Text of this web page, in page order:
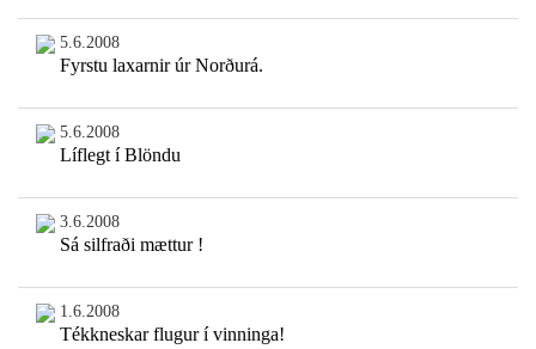
5.6.2008
Fyrstu laxarnir úr Norðurá.
5.6.2008
Líflegt í Blöndu
3.6.2008
Sá silfraði mættur !
1.6.2008
Tékkneskar flugur í vinninga!